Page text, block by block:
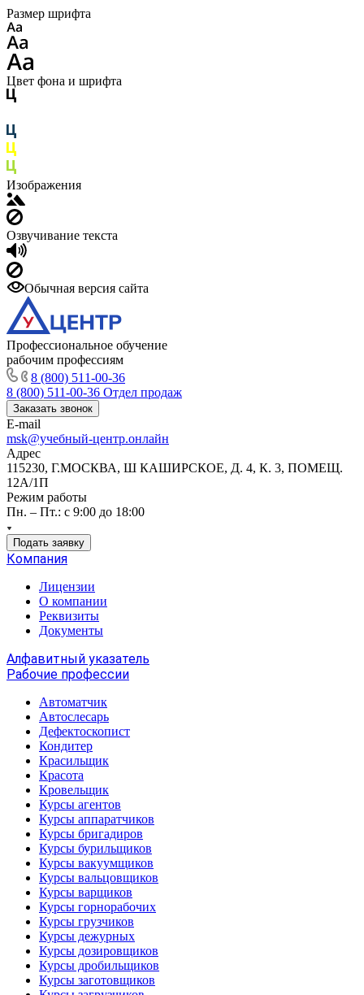
Размер шрифта
Цвет фона и шрифта
Изображения
Озвучивание текста
Обычная версия сайта
Профессиональное обучение
рабочим профессиям
8 (800) 511-00-36
8 (800) 511-00-36 Отдел продаж
Заказать звонок
E-mail
msk@учебный-центр.онлайн
Адрес
115230, Г.МОСКВА, Ш КАШИРСКОЕ, Д. 4, К. 3, ПОМЕЩ.
12А/1П
Режим работы
Пн. – Пт.: с 9:00 до 18:00
Подать заявку
Компания
Лицензии
О компании
Реквизиты
Документы
Алфавитный указатель
Рабочие профессии
Автоматчик
Автослесарь
Дефектоскопист
Кондитер
Красильщик
Красота
Кровельщик
Курсы агентов
Курсы аппаратчиков
Курсы бригадиров
Курсы бурильщиков
Курсы вакуумщиков
Курсы вальцовщиков
Курсы варщиков
Курсы горнорабочих
Курсы грузчиков
Курсы дежурных
Курсы дозировщиков
Курсы дробильщиков
Курсы заготовщиков